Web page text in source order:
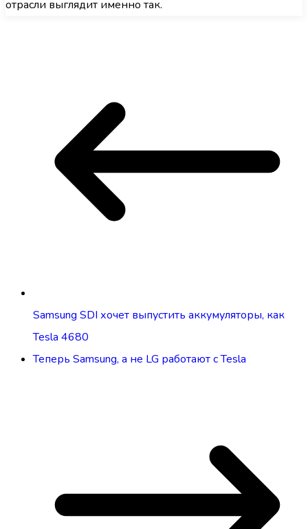
отрасли выглядит именно так.
Samsung SDI хочет выпустить аккумуляторы, как
Tesla 4680
Теперь Samsung, а не LG работают с Tesla